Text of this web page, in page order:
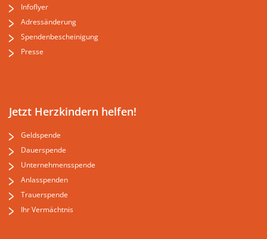
Infoflyer
Adressänderung
Spendenbescheinigung
Presse
Jetzt Herzkindern helfen!
Geldspende
Dauerspende
Unternehmensspende
Anlasspenden
Trauerspende
Ihr Vermächtnis